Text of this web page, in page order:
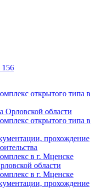
156
открытого типа в
Орловской области
открытого типа в
прохождение
в г. Мценске
области
в г. Мценске
прохождение